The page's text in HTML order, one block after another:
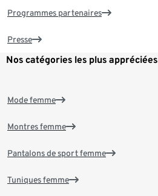
Programmes partenaires
Presse
Nos catégories les plus appréciées
Mode femme
Montres femme
Pantalons de sport femme
Tuniques femme